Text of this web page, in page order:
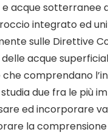
acque sotterranee
integrato ed
sulle Direttive
acque
comprendano
due fra le più
ed incorporare
la